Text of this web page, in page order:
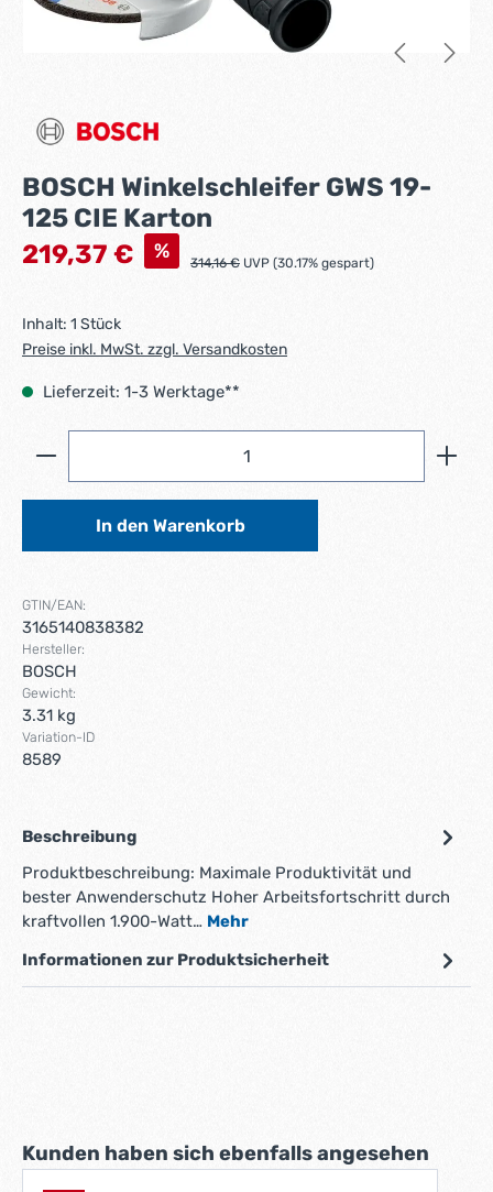
BOSCH Winkelschleifer GWS 19-
125 CIE Karton
Verkaufspreis:
219,37 € % Regulärer Preis:
314,16 € UVP (30.17% gespart)
Inhalt: 1 Stück
Preise inkl. MwSt. zzgl. Versandkosten
Lieferzeit: 1-3 Werktage**
Produkt Anzahl: Gib den gewünschten Wert ein
In den Warenkorb
GTIN/EAN:
3165140838382
Hersteller:
BOSCH
Gewicht:
3.31 kg
Variation-ID
8589
Beschreibung
Produktbeschreibung: Maximale Produktivität und
bester Anwenderschutz Hoher Arbeitsfortschritt durch
kraftvollen 1.900-Watt… Mehr
Informationen zur Produktsicherheit
Produktgalerie überspringen
Kunden haben sich ebenfalls angesehen